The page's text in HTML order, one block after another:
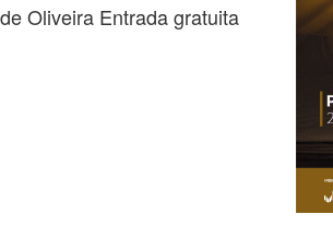
Oliveira Entrada gratuita